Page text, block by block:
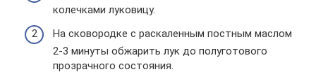
колечками луковицу.
На сковородке с раскаленным постным маслом
2-3 минуты обжарить лук до полуготового
прозрачного состояния.